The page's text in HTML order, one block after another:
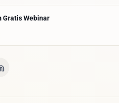
Webinar